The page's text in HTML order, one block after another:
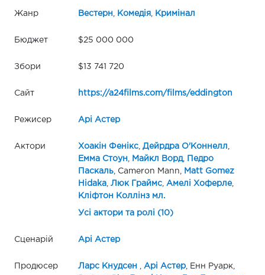
Жанр Вестерн Комедія, Кримінал
Бюджет $25 000 000
Збори $13 741 720
Сайт https://a24films.com/films/eddington
Режисер Арі Астер
Актори Хоакін Фенікс, Дейрдра О'Коннелл
Емма Стоун
Майкл Ворд,
Педро
Паскаль, Cameron Mann,
Matt Gomez
Hidaka, Люк Граймс, Амелі Хоферле,
Кліфтон Коллінз мл.
Усі актори та ролі (10)
Сценарій Арі Астер
Продюсер Ларс Кнудсен Арі Астер, Енн Руарк,